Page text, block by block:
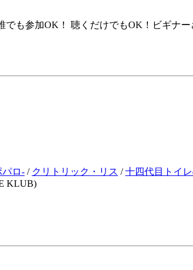
も参加OK！ 聴くだけでもOK！ビギナ
パロ- / クリトリック・リス /十四代目トイ
KLUB)